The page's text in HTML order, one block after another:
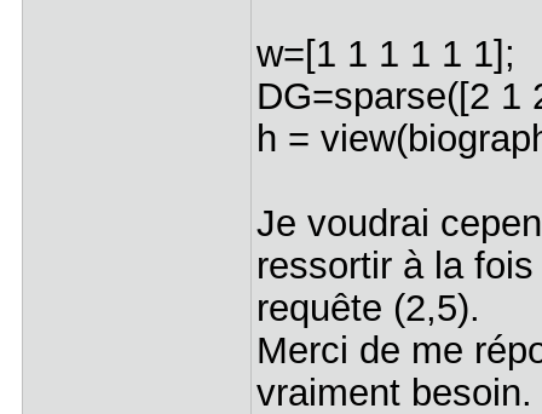
w=[1 1 1 1 1 1];
DG=sparse([2 1
h =
Je voudrai
ressortir à la
requête (2,5).
Merci de me
vraiment besoin.